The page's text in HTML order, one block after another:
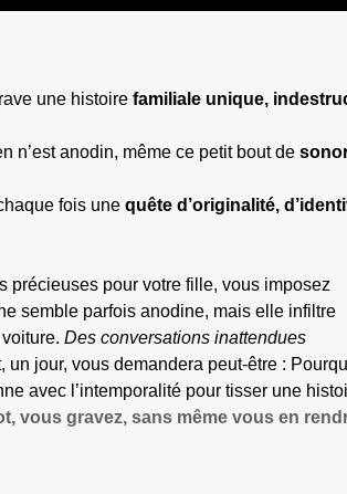
une histoire familiale unique,
n’est anodin, même ce petit bout de
fois une quête d’originalité,
précieuses pour votre fille, vous imposez
semble parfois anodine, mais elle infiltre
Des conversations inattendues
un jour, vous demandera peut-être :
avec l’intemporalité pour tisser une
vous gravez, sans même vous en